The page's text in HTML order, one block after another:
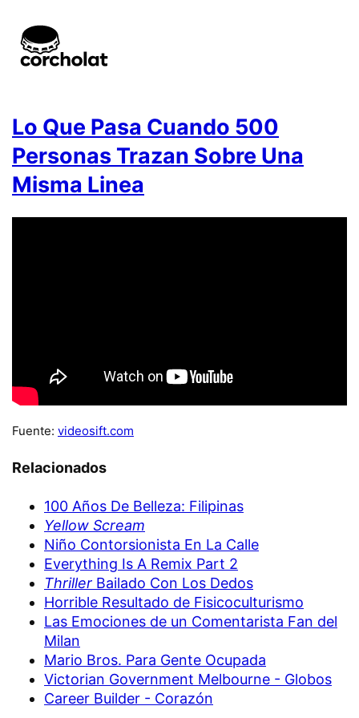
Lo Que Pasa Cuando 500
Personas Trazan Sobre Una
Misma Linea
Fuente: videosift.com
Relacionados
100 Años De Belleza: Filipinas
Yellow Scream
Niño Contorsionista En La Calle
Everything Is A Remix Part 2
Thriller Bailado Con Los Dedos
Horrible Resultado de Fisicoculturismo
Las Emociones de un Comentarista Fan del
Milan
Mario Bros. Para Gente Ocupada
Victorian Government Melbourne - Globos
Career Builder - Corazón